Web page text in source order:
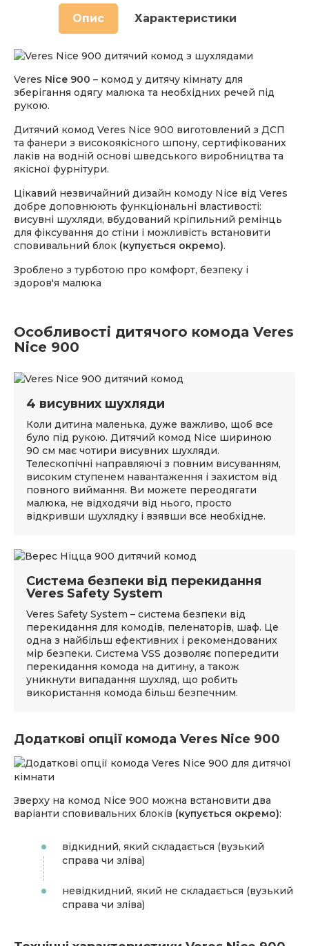
Опис Характеристики
Veres Nice 900 – комод у дитячу кімнату для
зберігання одягу малюка та необхідних речей під
рукою.
Дитячий комод Veres Nice 900 виготовлений з ДСП
та фанери з високоякісного шпону, сертифікованих
лаків на водній основі шведського виробництва та
якісної фурнітури.
Цікавий незвичайний дизайн комоду Nice від Veres
добре доповнюють функціональні властивості:
висувні шухляди, вбудований кріпильний ремінць
для фіксування до стіни і можливість встановити
сповивальний блок (купується окремо).
Зроблено з турботою про комфорт, безпеку і
здоров'я малюка
Особливості дитячого комода Veres
Nice 900
4 висувних шухляди
Коли дитина маленька, дуже важливо, щоб все
було під рукою. Дитячий комод Nice шириною
90 см має чотири висувних шухляди.
Телескопічні направляючі з повним висуванням,
високим ступенем навантаження і захистом від
повного виймання. Ви можете переодягати
малюка, не відходячи від нього, просто
відкривши шухлядку і взявши все необхідне.
Система безпеки від перекидання
Veres Safety System
Veres Safety System – система безпеки від
перекидання для комодів, пеленаторів, шаф. Це
одна з найбільш ефективних і рекомендованих
мір безпеки. Система VSS дозволяє попередити
перекидання комода на дитину, а також
уникнути випадання шухляд, що робить
використання комода більш безпечним.
Додаткові опції комода Veres Nice 900
Зверху на комод Nice 900 можна встановити два
варіанти сповивальних блоків (купується окремо):
відкидний, який складається (вузький
справа чи зліва)
невідкидний, який не складається (вузький
справа чи зліва)